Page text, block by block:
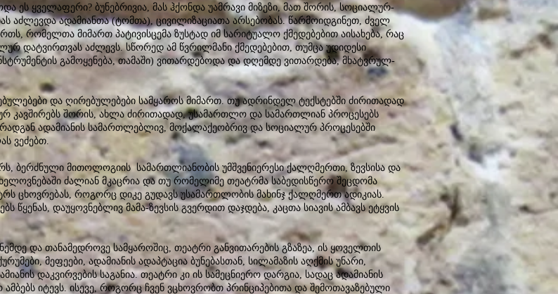
ეს ყველაფერი? ბუნებრივია, მას ჰქონდა უამრავი მიზეზი, მათ შორის, სოციალურ-
ადამიანთა (ტომთა), ცივილიზაციათა არსებობას. წარმოიდგინეთ, ძველ
რომელთა მიმართ პატივისცემა ზუსტად იმ სარიტუალო ქმედებებით აისახება, რაც
დატვირთვას აძლევს. სწორედ ამ წვრილმანი ქმედებებით, თუმცა უდიდესი
გამოყენება, თამაში) ვითარდებოდა და დღემდე ვითარდება, მხატვრულ-
და ღირებულებები სამყაროს მიმართ. თუ ადრინდელ ტექსტებში ძირითადად
კავშირებს შორის, ახლა ძირითადად, უსამართლო და სამართლიან პროცესებს
რადგან ადამიანის სამართლებლივ, მოქალაქეობრივ და სოციალურ პროცესებში
ვეძებთ.
ბერძნული მითოლოგიის სამართლიანობის უმშვენიერესი ქალღმერთი, ზევსისა და
ძალიან მკაცრია და თუ რომელიმე თეატრმა საბედისწერო შეცდომა
ცხოვრებას, როგორც დიკე გუდავს უსამართლობის მახინჯ ქალღმერთ ადიკიას.
წყენას, დაუყოვნებლივ მამა-ზევსის გვერდით დაჯდება, კაცთა სიავის ამბავს ეტყვის
და თანამედროვე სამყაროშიც, თეატრი განვითარების გზაზეა, ის ყოველთის
მეფეები, ადამიანის ადაპტაცია ბუნებასთან, სილამაზის აღქმის უნარი,
დაკვირვების საგანია. თეატრი კი ის სამეცნიერო დარგია, სადაც ადამიანის
იტევს. ისევე, როგორც ჩვენ ვცხოვრობთ პრინციპებითა და შემოთავაზებული